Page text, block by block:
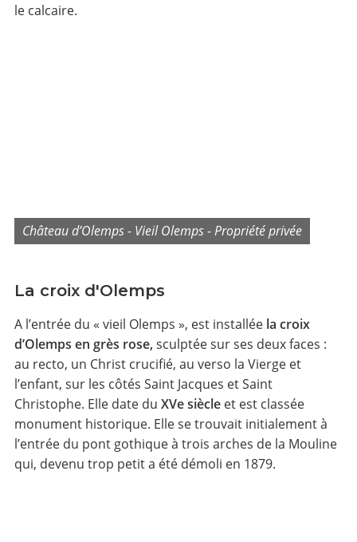
le calcaire.
Château d’Olemps - Vieil Olemps - Propriété privée
La croix d'Olemps
A l’entrée du « vieil Olemps », est installée la croix
d’Olemps en grès rose, sculptée sur ses deux faces :
au recto, un Christ crucifié, au verso la Vierge et
l’enfant, sur les côtés Saint Jacques et Saint
Christophe. Elle date du XVe siècle et est classée
monument historique. Elle se trouvait initialement à
l’entrée du pont gothique à trois arches de la Mouline
qui, devenu trop petit a été démoli en 1879.